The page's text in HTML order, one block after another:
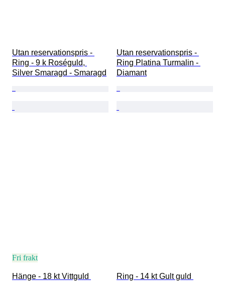
Utan reservationspris -
Ring - 9 k Roséguld,
Silver Smaragd - Smaragd
Utan reservationspris -
Ring Platina Turmalin -
Diamant
Fri frakt
Hänge - 18 kt Vittguld Ring - 14 kt Gult guld